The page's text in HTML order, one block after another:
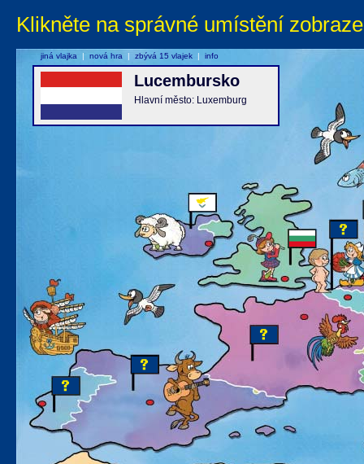
Klikněte na správné umístění
Lucembursko
Hlavní město: Luxemburg
jiná vlajka | nová hra | zbývá 15 vlajek | info